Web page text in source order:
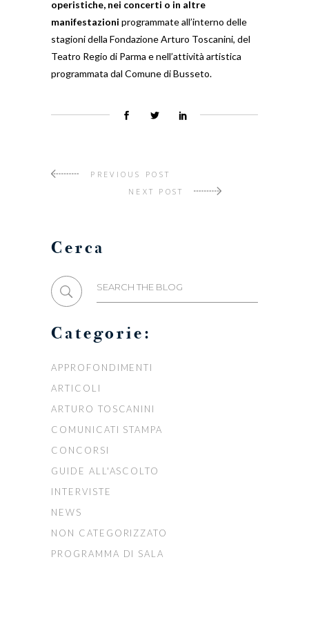
operistiche, nei concerti o in altre
manifestazioni programmate all’interno delle
stagioni della Fondazione Arturo Toscanini, del
Teatro Regio di Parma e nell’attività artistica
programmata dal Comune di Busseto.
PREVIOUS POST
NEXT POST
Cerca
Search
for:
Categorie:
APPROFONDIMENTI
ARTICOLI
ARTURO TOSCANINI
COMUNICATI STAMPA
CONCORSI
GUIDE ALL'ASCOLTO
INTERVISTE
NEWS
NON CATEGORIZZATO
PROGRAMMA DI SALA